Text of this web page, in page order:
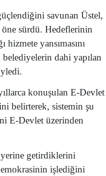
savunan Üstel,
öne sürdü. Hedeflerinin
yansımasını
dahi yapılan
konuşulan E-Devlet
belirterek, sistemin şu
E-Devlet üzerinden
yerine getirdiklerini
işlediğini